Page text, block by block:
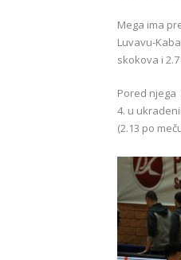
Mega ima
Luvavu-
skokova i
Pored njega
4. u
(2.13 po